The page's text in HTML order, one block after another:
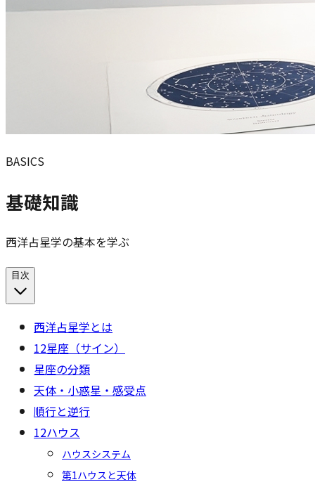
BASICS
基礎知識
西洋占星学の基本を学ぶ
目次
西洋占星学とは
12星座（サイン）
星座の分類
天体・小惑星・感受点
順行と逆行
12ハウス
ハウスシステム
第1ハウスと天体